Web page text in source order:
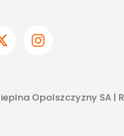
Opolszczyzny SA |